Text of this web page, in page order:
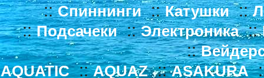
::Спиннинги::Катушки::
::Подсачеки::Электроника::
::
AQUATIC::AQUAZ::ASAKURA